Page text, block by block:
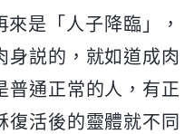
是「人子降臨」，
身説的，就如道成肉
普通正常的人，有正
復活後的靈體就不同